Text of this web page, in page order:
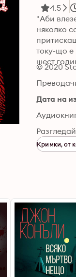
4.5
"Аби
няколко
току-що е
шест
© 2020
Дата на
Кримки, от